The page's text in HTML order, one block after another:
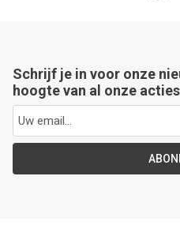
Schrijf je in voor onze
hoogte van al onze